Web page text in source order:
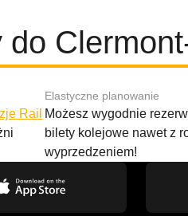
Rail
Elastyczne planowanie
Możesz wygodnie
bilety kolejowe nawet z
wyprzedzeniem!